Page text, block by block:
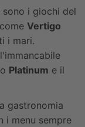
i giochi del
Vertigo
i mari.
Platinum e il
gastronomia
i menu sempre